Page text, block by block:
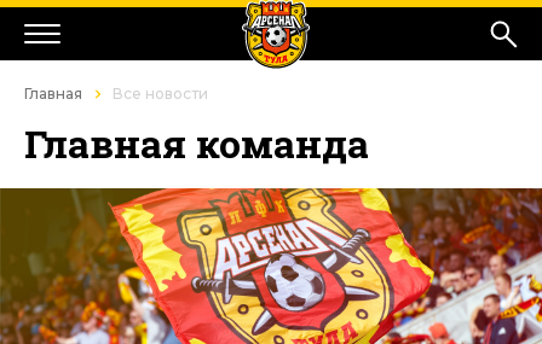
Главная Все новости
Главная команда